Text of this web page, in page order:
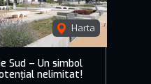
Harta
Sud – Un simbol
nelimitat!